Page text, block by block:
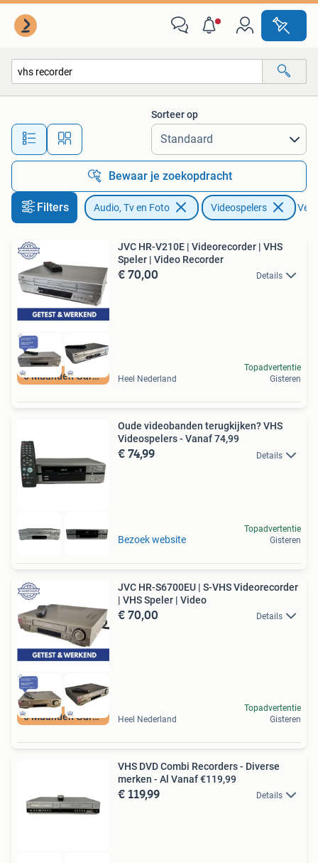
Alle afstanden…
Sorteer op
Bewaar je zoekopdracht
Filters Audio, Tv en Foto Videospelers
6 Maanden Garantie
JVC HR-V210E | Videorecorder | VHS
Speler | Video Recorder
€ 70,00 Details
Heel Nederland
Topadvertentie
Gisteren
Oude videobanden terugkijken? VHS
Videospelers - Vanaf 74,99
€ 74,99 Details
Bezoek website
Topadvertentie
Gisteren
6 Maanden Garantie
JVC HR-S6700EU | S-VHS Videorecorder
| VHS Speler | Video
€ 70,00 Details
Heel Nederland
Topadvertentie
Gisteren
VHS DVD Combi Recorders - Diverse
merken - Al Vanaf €119,99
€ 119,99 Details